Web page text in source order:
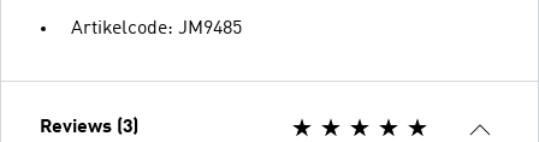
Artikelcode: JM9485
Reviews (3)